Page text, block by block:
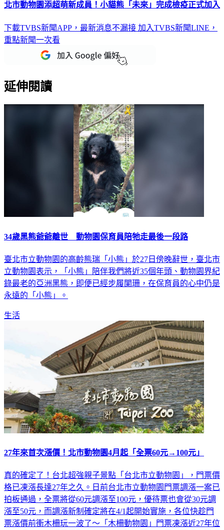
北市動物園添超萌新成員！小貓熊「未來」完成檢疫正式加入
下載TVBS新聞APP，最新消息不漏接 加入TVBS新聞LINE，
重點新聞一次看
延伸閱讀
34歲黑熊爺爺離世 動物園保育員陪牠走最後一段路
臺北市立動物園的高齡熊瑞「小熊」於27日傍晚辭世，臺北市
立動物園表示，「小熊」陪伴我們將近35個年頭、動物園界紀
錄最老的亞洲黑熊，即便已經步履闌珊，在保育員的心中仍是
永遠的「小熊」。
生活
27年來首次漲價！北市動物園4月起「全票60元→100元」
真的確定了！台北超強親子景點「台北市立動物園」，門票價
格已凍漲長達27年之久。日前台北市立動物園門票調漲一案已
拍板通過，全票將從60元調漲至100元，優待票也會從30元調
漲至50元，而調漲新制確定將在4/1起開始實施，各位快趁門
票漲價前衝木柵玩一波了～「木柵動物園」門票凍漲近27年位